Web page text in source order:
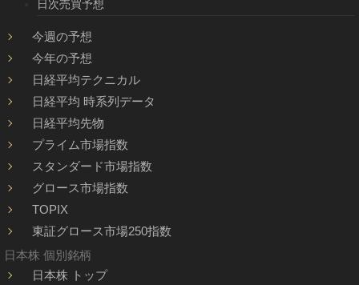
日次売買予想
今週の予想
今年の予想
日経平均テクニカル
日経平均 時系列データ
日経平均先物
プライム市場指数
スタンダード市場指数
グロース市場指数
TOPIX
東証グロース市場250指数
日本株 個別銘柄
日本株 トップ